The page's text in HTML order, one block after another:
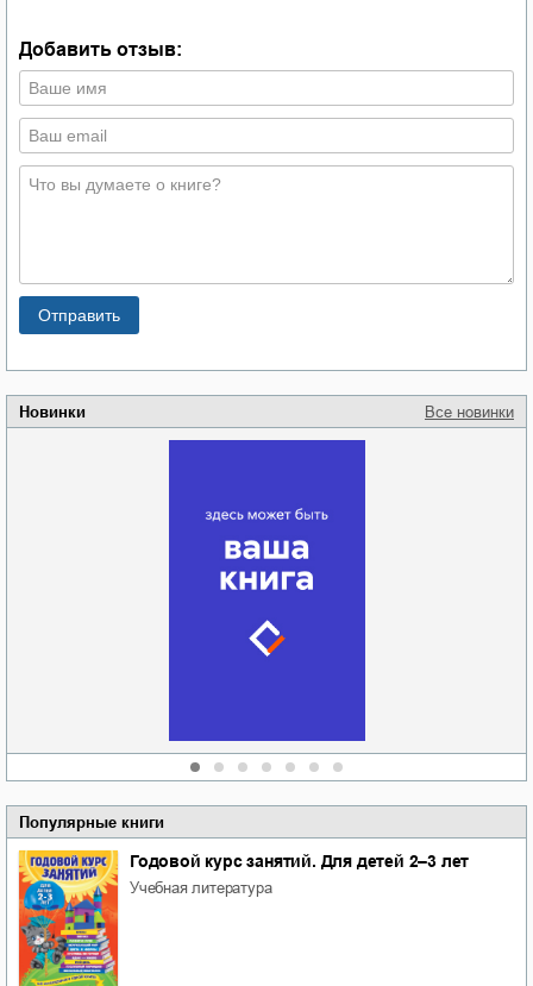
Новинки Все новинки
Популярные книги
Годовой курс занятий. Для детей 2–3 лет
учебная литература
Добавить отзыв: